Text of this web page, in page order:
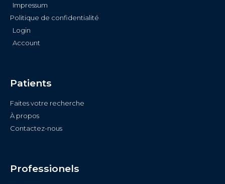
Impressum
Politique de confidentialité
Login
Account
Patients
Faites votre recherche
À propos
Contactez-nous
Professionels